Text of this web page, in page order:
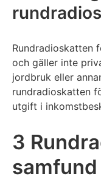
Rundradioskatten
och gäller inte
jordbruk eller
rundradioskatten
utgift i
3
samfund